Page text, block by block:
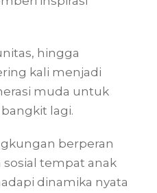
hingga
kali menjadi
muda untuk
lagi.
berperan
tempat anak
dinamika nyata